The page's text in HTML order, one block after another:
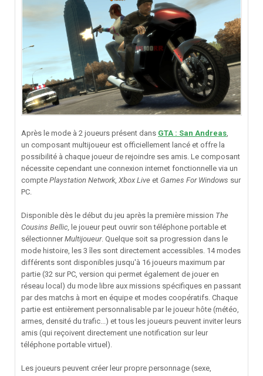
Après le mode à 2 joueurs présent dans GTA : San Andreas
un composant multijoueur est officiellement lancé et offre la
possibilité à chaque joueur de rejoindre ses amis. Le composant
nécessite cependant une connexion internet fonctionnelle via un
compte Playstation Network, Xbox Live et Games For Windows sur
PC.
Disponible dès le début du jeu après la première mission The
Cousins Bellic, le joueur peut ouvrir son téléphone portable et
sélectionnerMultijoueur. Quelque soit sa progression dans le
mode histoire, les 3 îles sont directement accessibles. 14 modes
différents sont disponibles jusqu'à 16 joueurs maximum par
partie (32 sur PC, version qui permet également de jouer en
réseau local) du mode libre aux missions spécifiques en passant
par des matchs à mort en équipe et modes coopératifs. Chaque
partie est entièrement personnalisable par le joueur hôte (météo,
armes, densité du trafic...) et tous les joueurs peuvent inviter leurs
amis (qui reçoivent directement une notification sur leur
téléphone portable virtuel).
Les joueurs peuvent créer leur propre personnage (sexe,